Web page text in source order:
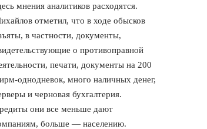
мнения аналитиков расходятся.
отметил, что в ходе обысков
в частности, документы,
о противоправной
печати, документы на 200
однодневок, много наличных денег,
и черновая бухгалтерия.
они все меньше дают
больше — населению.